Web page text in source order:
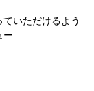
いただけるよう
ー